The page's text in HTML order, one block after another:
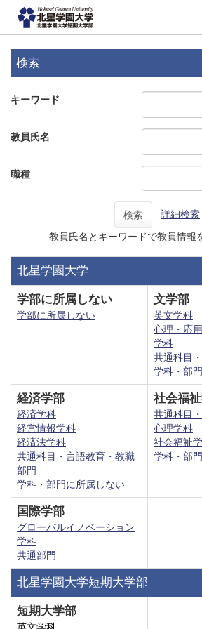
検索
キーワード
教員氏名
職種
検索 詳細検索
教員氏名とキーワードで教員情報
北星学園大学
学部に所属しない
学部に所属しない
文学部
英文学科
心理・応
学科
共通科目
学科・部
経済学部
経済学科
経営情報学科
経済法学科
共通科目・言語教育・教職
部門
学科・部門に所属しない
社会福
共通科目
心理学科
社会福祉
学科・部
国際学部
グローバルイノベーション
学科
共通部門
北星学園大学短期大学部
短期大学部